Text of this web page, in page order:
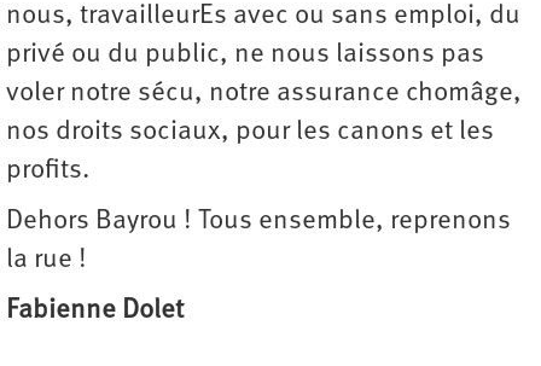
nous, travailleurEs avec ou sans emploi, du
privé ou du public, ne nous laissons pas
voler notre sécu, notre assurance chomâge,
nos droits sociaux, pour les canons et les
profits.
Dehors Bayrou ! Tous ensemble, reprenons
la rue !
Fabienne Dolet